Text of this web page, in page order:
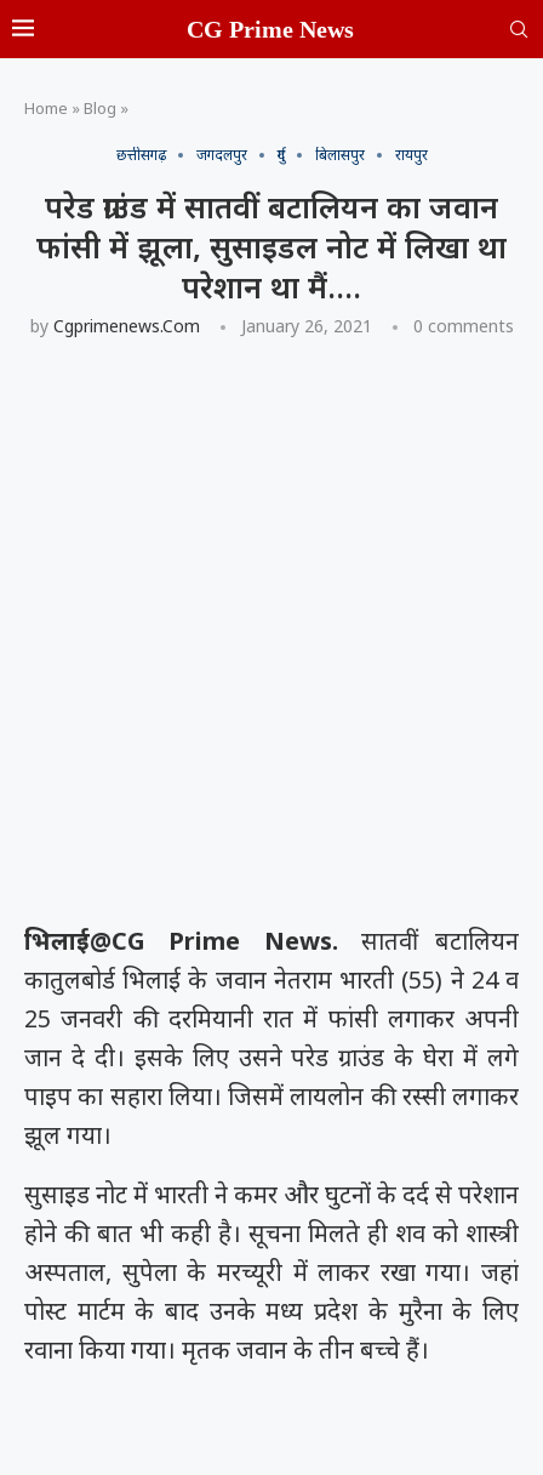
CG Prime News
Home » Blog »
छत्तीसगढ़ जगदलपुर दुर्ग बिलासपुर रायपुर
परेड ग्राउंड में सातवीं बटालियन का जवान
फांसी में झूला, सुसाइडल नोट में लिखा था
परेशान था मैं….
by Cgprimenews.com January 26, 2021 0 comments
भिलाई@CG Prime News. सातवीं बटालियन
कातुलबोर्ड भिलाई के जवान नेतराम भारती (55) ने 24 व
25 जनवरी की दरमियानी रात में फांसी लगाकर अपनी
जान दे दी। इसके लिए उसने परेड ग्राउंड के घेरा में लगे
पाइप का सहारा लिया। जिसमें लायलोन की रस्सी लगाकर
झूल गया।
सुसाइड नोट में भारती ने कमर और घुटनों के दर्द से परेशान
होने की बात भी कही है। सूचना मिलते ही शव को शास्त्री
अस्पताल, सुपेला के मरच्यूरी में लाकर रखा गया। जहां
पोस्ट मार्टम के बाद उनके मध्य प्रदेश के मुरैना के लिए
रवाना किया गया। मृतक जवान के तीन बच्चे हैं।